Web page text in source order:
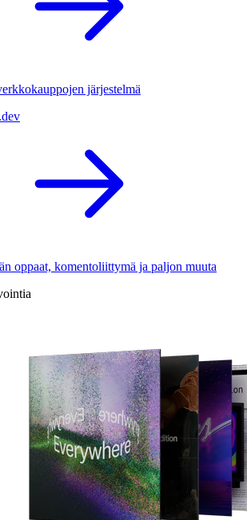
järjestelmä
oppaat, komentoliittymä ja paljon muuta